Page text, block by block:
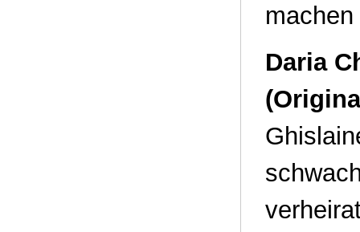
Daria